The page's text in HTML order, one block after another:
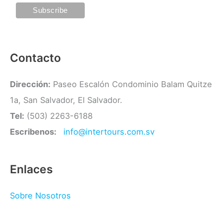
Contacto
Dirección: Paseo Escalón Condominio Balam Quitze
1a, San Salvador, El Salvador.
Tel: (503) 2263-6188
Escribenos:
info@intertours.com.sv
Enlaces
Sobre Nosotros